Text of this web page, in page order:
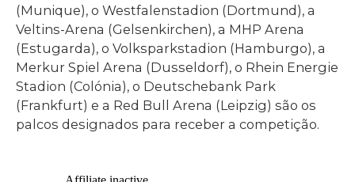
(Munique), o Westfalenstadion (Dortmund), a
Veltins-Arena (Gelsenkirchen), a MHP Arena
(Estugarda), o Volksparkstadion (Hamburgo), a
Merkur Spiel Arena (Dusseldorf), o Rhein Energie
Stadion (Colónia), o Deutschebank Park
(Frankfurt) e a Red Bull Arena (Leipzig) são os
palcos designados para receber a competição.